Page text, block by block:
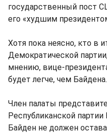
государственный пост
его «худшим
Хотя пока неясно, кто в
Демократической
мнению, вице-
будет легче, чем Байдена.
Член палаты
Республиканской
Байден не должен